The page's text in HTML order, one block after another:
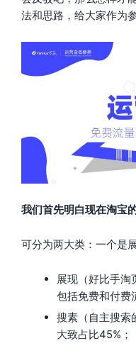
法和思路，给大家作为
我们首先明白现在淘宝
可分为两大类：一个是
展现（好比手淘
包括免费和付费
搜素（自主搜索
大致占比45%；